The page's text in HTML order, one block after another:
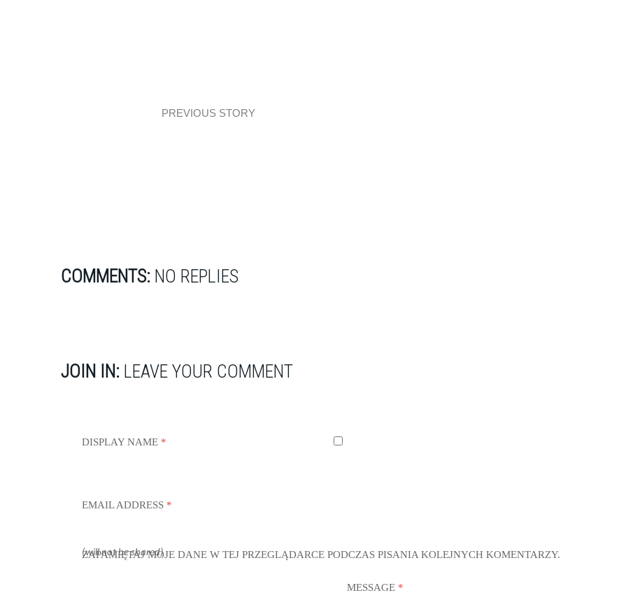
PREVIOUS STORY
COMMENTS: NO REPLIES
JOIN IN: LEAVE YOUR COMMENT
DISPLAY NAME *
EMAIL ADDRESS *
(will not be shared)
ZAPAMIĘTAJ MOJE DANE W TEJ PRZEGLĄDARCE PODCZAS PISANIA KOLEJNYCH KOMENTARZY.
MESSAGE *